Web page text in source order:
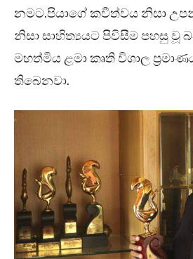
නමට.පියාගේ කවීත්වය නිසා
නිසා සාහිත්‍යයට පිවිසීම පහසු වූ
මහත්මිය ළමා කෘති විශාල
තිබෙනවා.